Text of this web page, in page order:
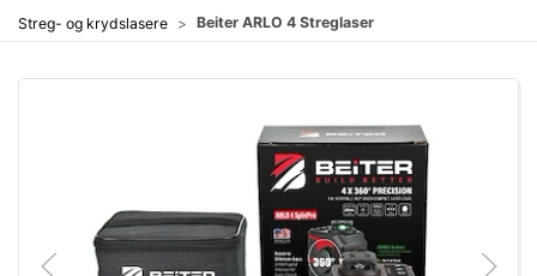
Streg- og krydslasere Beiter ARLO 4 Streglaser